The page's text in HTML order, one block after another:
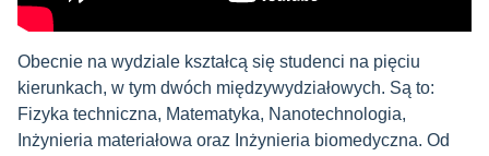
Obecnie na wydziale kształcą się studenci na pięciu
kierunkach, w tym dwóch międzywydziałowych. Są to:
Fizyka techniczna, Matematyka, Nanotechnologia,
Inżynieria materiałowa oraz Inżynieria biomedyczna. Od